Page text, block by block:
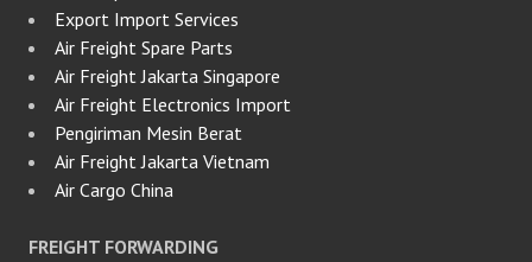
Export Import Services
Air Freight Spare Parts
Air Freight Jakarta Singapore
Air Freight Electronics Import
Pengiriman Mesin Berat
Air Freight Jakarta Vietnam
Air Cargo China
FREIGHT FORWARDING